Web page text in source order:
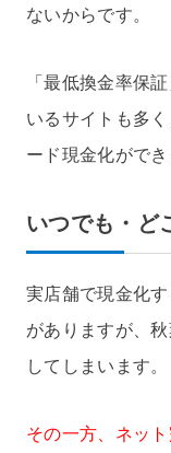
ないからです。
「最低換金率保
いるサイトも多
ード現金化ができ
いつでも・ど
実店舗で現金化
がありますが、
してしまいます。
その一方、ネッ